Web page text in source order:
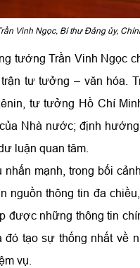
Vinh Ngọc, Bí thư Đảng ủy,
tướng Trần Vinh Ngọc
tư tưởng – văn hóa.
tư tưởng Hồ Chí
Nhà nước; định
luận quan tâm.
mạnh, trong bối
nguồn thông tin đa
được những thông tin
tạo sự thống nhất về
vụ.